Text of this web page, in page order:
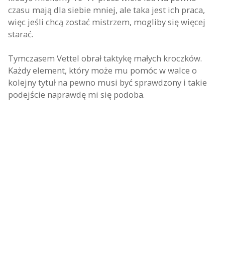
czasu mają dla siebie mniej, ale taka jest ich praca,
więc jeśli chcą zostać mistrzem, mogliby się więcej
starać.
Tymczasem Vettel obrał taktykę małych kroczków.
Każdy element, który może mu pomóc w walce o
kolejny tytuł na pewno musi być sprawdzony i takie
podejście naprawdę mi się podoba.